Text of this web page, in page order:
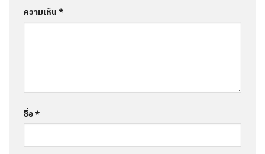
ความเห็น*
ชื่อ*